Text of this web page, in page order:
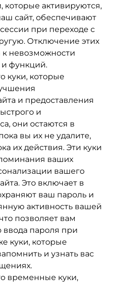
которые активируются,
сайт, обеспечивают
при переходе с
Отключение этих
к невозможности
и функций.
куки, которые
и предоставления
и
они остаются в
вы их не удалите,
их действия. Эти куки
ваших
вашего
Это включает в
ваш пароль и
активность вашей
позволяет вам
ввода пароля при
куки, которые
и узнать вас
временные куки,